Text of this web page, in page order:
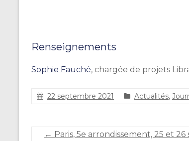
Renseignements
Sophie Fauché, chargée de projets
22 septembre 2021 Actualités,
← Paris, 5e arrondissement, 25 et